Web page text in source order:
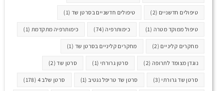
טיפולים חדשניים (2) טיפולים חדשניים בסרטן שד (1)
טיפול ממוקד מטרה (1) כימותרפיה(74) כימותרפיה מתקדמת (1)
מחקרים קליניים (2) מחקרים קליניים בסרטן שד (1)
נוגדן מצומד לתרופה (2) סרטן גרורתי (1) סרטן שד(2)
סרטן שד גרורתי(3) סרטן שד טריפל נגטיב(1) סרטן שלב 4 (178)